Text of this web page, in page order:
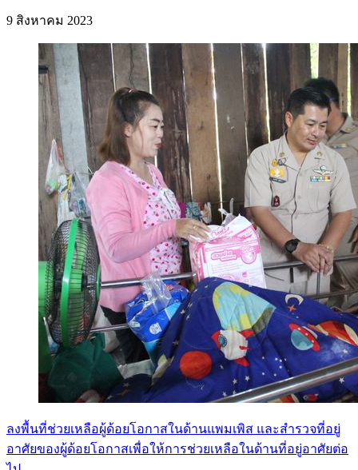
9 สิงหาคม 2023
ลงพื้นที่ช่วยเหลือผู้ด้อยโอกาสในด้านแพมเพิส และสำรวจที่อยู่
อาศัยของผู้ด้อยโอกาสเพื่อให้การช่วยเหลือในด้านที่อยู่อาศัยต่อ